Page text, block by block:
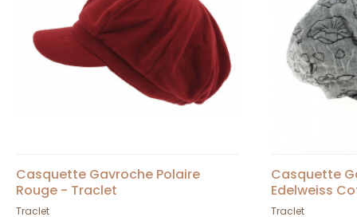
Casquette Gavroche Polaire
Rouge - Traclet
Traclet
Casquette
Edelweiss
Traclet